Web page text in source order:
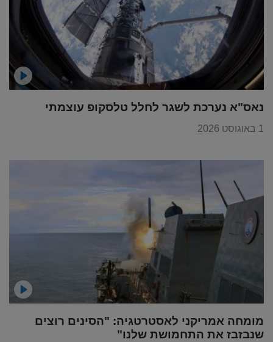
נאס"א נערכת לשגר לחלל טלסקופ עוצמתי
1 באוגוסט 2026
מומחה אמריקני לאסטרטגיה: "הסינים רוצים
שנבזבז את התחמושת שלנו"